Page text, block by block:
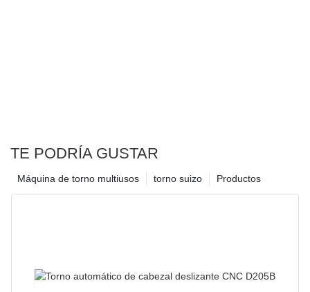
TE PODRÍA GUSTAR
Productos
torno suizo
Máquina de torno multiusos